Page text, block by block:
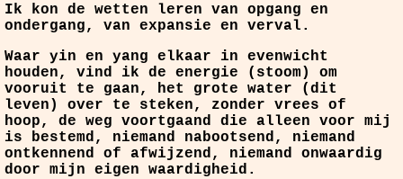
Ik kon de wetten leren van opgang en
ondergang, van expansie en verval.
Waar yin en yang elkaar in evenwicht
houden, vind ik de energie (stoom) om
vooruit te gaan, het grote water (dit
leven) over te steken, zonder vrees of
hoop, de weg voortgaand die alleen voor mij
is bestemd, niemand nabootsend, niemand
ontkennend of afwijzend, niemand onwaardig
door mijn eigen waardigheid.